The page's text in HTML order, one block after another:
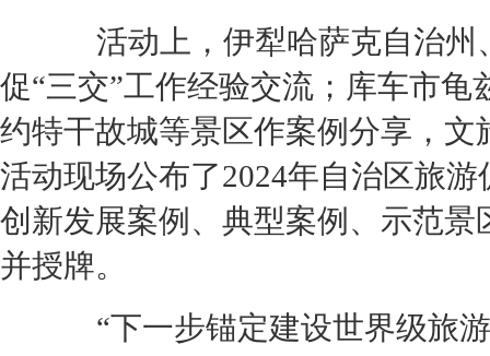
活动上，伊犁哈萨克自治州
促“三交”工作经验交流；库车市
约特干故城等景区作案例分享，
活动现场公布了2024年自治区旅
创新发展案例、典型案例、示范
并授牌。
“下一步锚定建设世界级旅游